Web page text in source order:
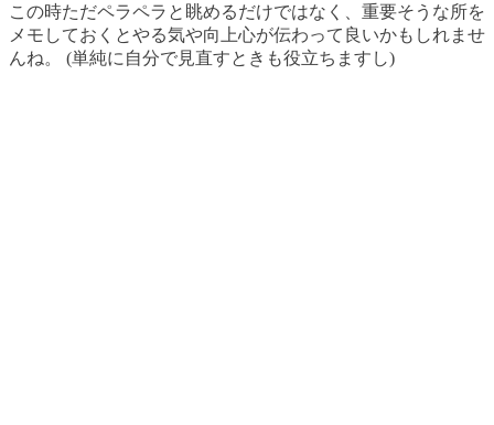
この時ただペラペラと眺めるだけではなく、重要そうな所を
メモしておくとやる気や向上心が伝わって良いかもしれませ
んね。 (単純に自分で見直すときも役立ちますし)